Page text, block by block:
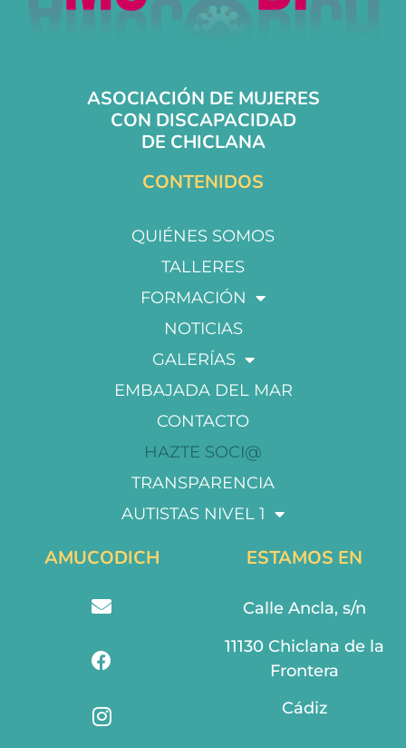
ASOCIACIÓN DE MUJERES
CON DISCAPACIDAD
DE CHICLANA
CONTENIDOS
QUIÉNES SOMOS
TALLERES
FORMACIÓN
NOTICIAS
GALERÍAS
EMBAJADA DEL MAR
CONTACTO
HAZTE SOCI@
TRANSPARENCIA
AUTISTAS NIVEL 1
AMUCODICH ESTAMOS EN
Calle Ancla, s/n
11130 Chiclana de la
Frontera
Cádiz